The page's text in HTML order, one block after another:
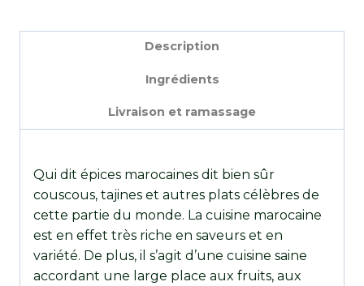
Description
Ingrédients
Livraison et ramassage
Qui dit épices marocaines dit bien sûr
couscous, tajines et autres plats célèbres de
cette partie du monde. La cuisine marocaine
est en effet très riche en saveurs et en
variété. De plus, il s’agit d’une cuisine saine
accordant une large place aux fruits, aux